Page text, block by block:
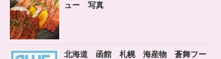
ュー 写真
北海道 函館 札幌 海産物 蒼舞フー